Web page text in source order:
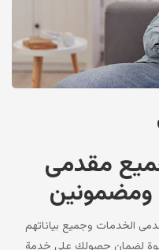
مقدمى
ومضمونين
الخدمات وجميع بياناتهم